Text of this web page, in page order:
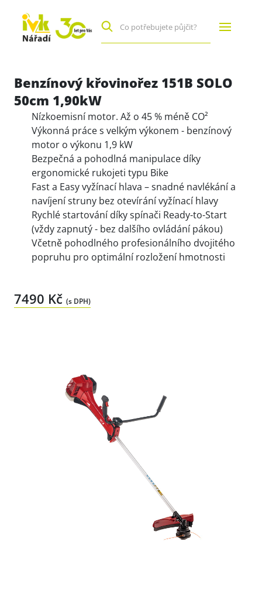
Benzínový křovinořez 151B SOLO
50cm 1,90kW
Nízkoemisní motor. Až o 45 % méně CO²
Výkonná práce s velkým výkonem - benzínový
motor o výkonu 1,9 kW
Bezpečná a pohodlná manipulace díky
ergonomické rukojeti typu Bike
Fast a Easy vyžínací hlava – snadné navlékání a
navíjení struny bez otevírání vyžínací hlavy
Rychlé startování díky spínači Ready-to-Start
(vždy zapnutý - bez dalšího ovládání pákou)
Včetně pohodlného profesionálního dvojitého
popruhu pro optimální rozložení hmotnosti
7490 Kč(s DPH)